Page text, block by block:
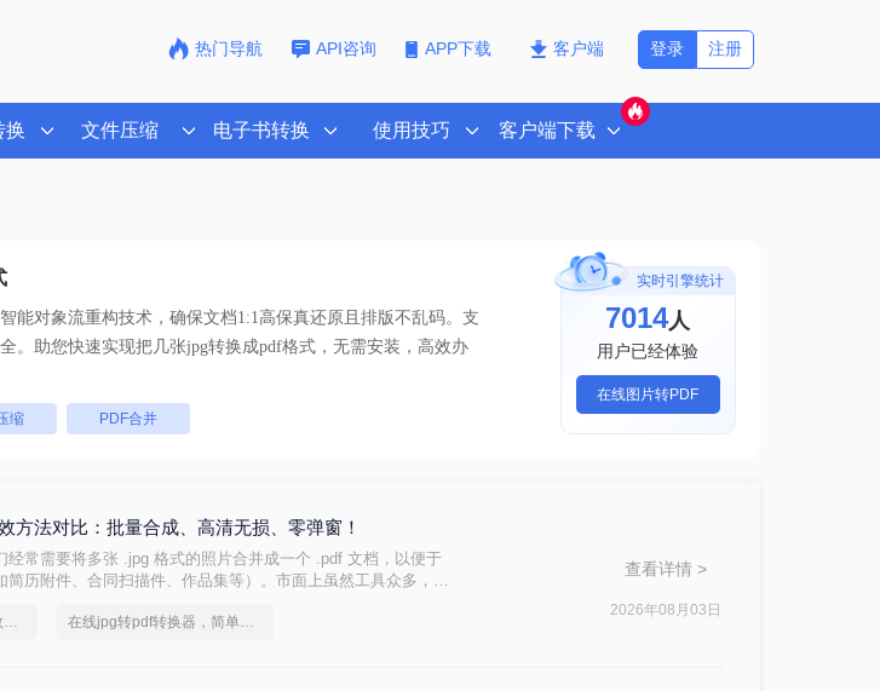
热门导航 API咨询 APP下载 客户端 注册
登录
换 文件压缩 电子书转换 使用技巧 客户端下载
能对象流重构技术，确保文档1:1高保真还原且排版不乱码。支
私安全。助您快速实现把几张jpg转换成pdf格式，无需安装，高效办
缩 PDF合并
实时引擎统计
7014人
用户已经体验
在线图片转PDF
方法对比：批量合成、高清无损、零弹窗！
经常需要将多张 .jpg 格式的照片合并成一个 .pdf 文档，以便于
简历附件、合同扫描件、作品集等）。市面上虽然工具众多，但
安装第三方插件的转换方案。这三种方案均能保证图片高清无
jpg如何转成pdf？简单高效的恢复方法 在线jpg转pdf转换器，简单高效的转换方法
查看详情 >
2026年08月03日